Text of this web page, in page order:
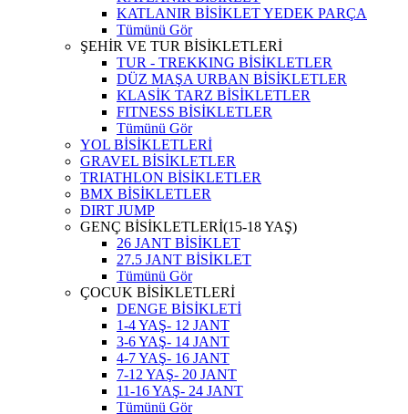
KATLANIR BİSİKLET YEDEK PARÇA
Tümünü Gör
ŞEHİR VE TUR BİSİKLETLERİ
TUR - TREKKING BİSİKLETLER
DÜZ MAŞA URBAN BİSİKLETLER
KLASİK TARZ BİSİKLETLER
FITNESS BİSİKLETLER
Tümünü Gör
YOL BİSİKLETLERİ
GRAVEL BİSİKLETLER
TRIATHLON BİSİKLETLER
BMX BİSİKLETLER
DIRT JUMP
GENÇ BİSİKLETLERİ(15-18 YAŞ)
26 JANT BİSİKLET
27.5 JANT BİSİKLET
Tümünü Gör
ÇOCUK BİSİKLETLERİ
DENGE BİSİKLETİ
1-4 YAŞ- 12 JANT
3-6 YAŞ- 14 JANT
4-7 YAŞ- 16 JANT
7-12 YAŞ- 20 JANT
11-16 YAŞ- 24 JANT
Tümünü Gör